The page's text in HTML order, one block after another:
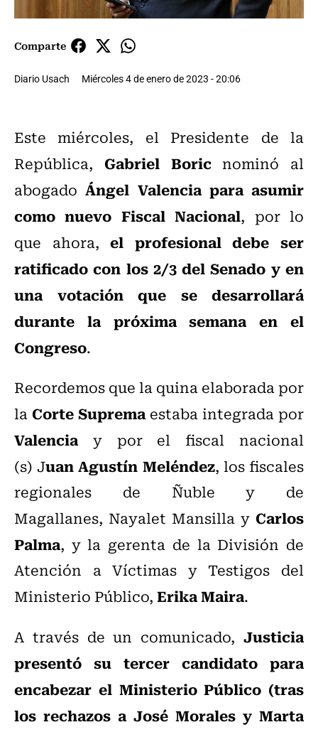
Comparte
Diario Usach Miércoles 4 de enero de 2023 - 20:06
Este miércoles, el Presidente de la
República, Gabriel Boricnominó al
abogado Ángel Valencia para asumir
como nuevo Fiscal Nacional, por lo
que ahora,el profesional debe ser
ratificado con los 2/3 del Senado y en
una votación que se desarrollará
durante la próxima semana en el
Congreso.
Recordemos que la quina elaborada por
laCorte Suprema estaba integrada por
Valencia y por el fiscal nacional
(s) Juan Agustín Meléndez, los fiscales
regionales de Ñuble y de
Magallanes, Nayalet Mansilla y Carlos
Palma, y la gerenta de la División de
Atención a Víctimas y Testigos del
Ministerio Público,Erika Maira.
A través de un comunicado, Justicia
presentó su tercer candidato para
encabezar el Ministerio Público (tras
los rechazos a José Morales y Marta